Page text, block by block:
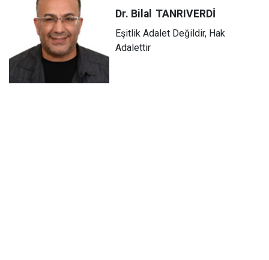
Dr. Bilal TANRIVERDİ
Eşitlik Adalet Değildir, Hak
Adalettir